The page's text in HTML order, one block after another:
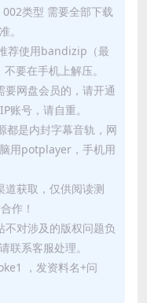
类型 需要全部下载
。
荐使用bandizip（最
要在手机上解压。
网盘会员的，请开通
账号，请自重。
都是内封字幕音轨，网
用potplayer，手机用
道获取，仅供阅读测
作！
对涉及的版权问题负
联系客服处理。
，发资料名+问